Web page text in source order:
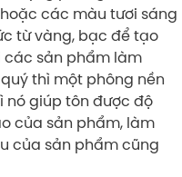
các màu tươi sáng
từ vàng, bạc để tạo
các sản phẩm làm
thì một phông nền
nó giúp tôn được độ
của sản phẩm, làm
của sản phẩm cũng